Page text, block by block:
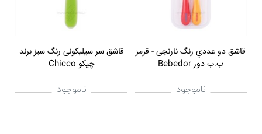
قاشق دو عددي رنگ نارنجی - قرمز
ب.ب دور Bebedor
ناموجود
قاشق سر سيليکونی رنگ سبز برند
چيکو Chicco
ناموجود